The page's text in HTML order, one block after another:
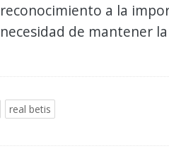
reconocimiento a la
necesidad de mantener
real betis